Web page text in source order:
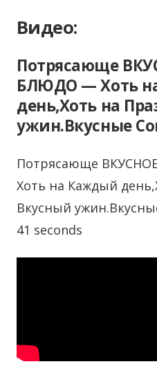
Видео:
Потрясающе
БЛЮДО — Хоть
день,Хоть на
ужин.Вкусные
Потрясающе
Хоть на Каждый
Вкусный
41 seconds